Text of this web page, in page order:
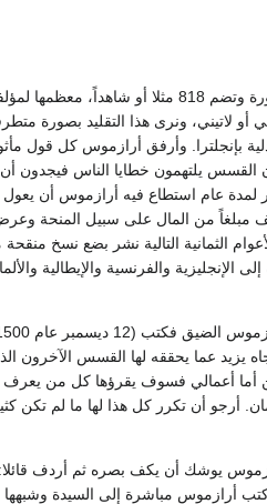
وبعد إقامة بضع شهور في باريس نشر أول عمل هام له وهو
أو لاتيني، ونرى هذا التقليد بصورة
بإنجلترا. وأرفق أرازموس كل قول
القسس يلتهمون خطايا الناس فيجدون
لمدة عام استطاع فيه أرازموس أن
مبلغاً من المال على سبيل المنحة
والفرنسية والإيطالية
عما يحققه لها القسس الآخرون
أعمالي فسوف يقرؤها كل من يعرف
أرجو أن تكرر كل هذا لها ما لم تكن
يوشك أن يكف بصره ثم أردف
أرازموس مباشرة إلى السيدة وشبهها